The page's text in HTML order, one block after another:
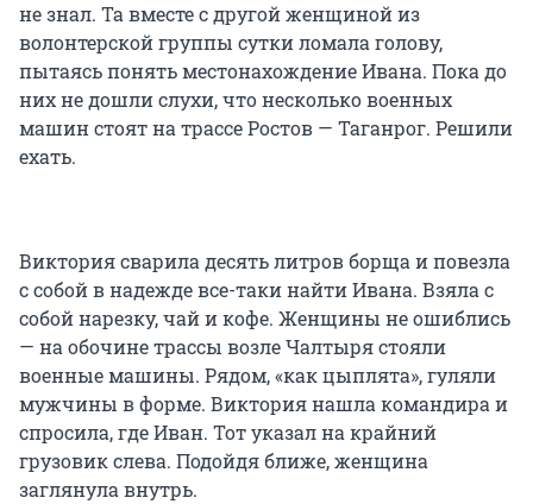
не знал. Та вместе с другой женщиной из
волонтерской группы сутки ломала голову,
пытаясь понять местонахождение Ивана. Пока до
них не дошли слухи, что несколько военных
машин стоят на трассе Ростов — Таганрог. Решили
ехать.
Виктория сварила десять литров борща и повезла
с собой в надежде все-таки найти Ивана. Взяла с
собой нарезку, чай и кофе. Женщины не ошиблись
— на обочине трассы возле Чалтыря стояли
военные машины. Рядом, «как цыплята», гуляли
мужчины в форме. Виктория нашла командира и
спросила, где Иван. Тот указал на крайний
грузовик слева. Подойдя ближе, женщина
заглянула внутрь.